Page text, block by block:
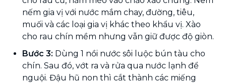
nếm gia vị với nước mắm chay, đường, tiêu,
muối và các loại gia vị khác theo khẩu vị. Xào
cho rau chín mềm nhưng vẫn giữ được độ giòn.
Bước 3: Dùng 1 nồi nước sôi luộc bún tàu cho
chín. Sau đó, vớt ra và rửa qua nước lạnh để
nguội. Đậu hũ non thì cắt thành các miếng